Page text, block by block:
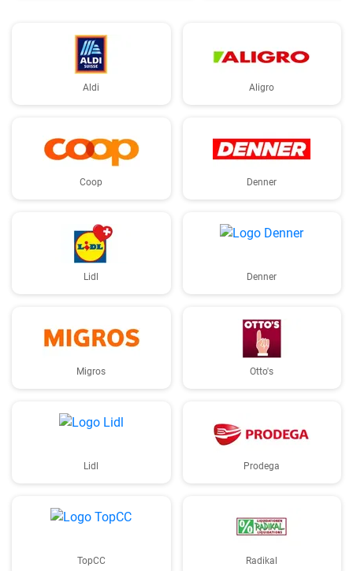
Aldi Aligro
Coop Denner
Lidl Denner
Migros Otto's
Lidl Prodega
TopCC Radikal